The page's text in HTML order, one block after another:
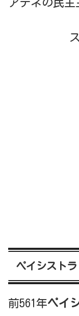
アテネの民主
ペイシスト
前561年ペイ